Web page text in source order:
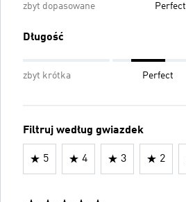
zbyt dopasowane Perfect
Długość
zbyt krótka Perfect
Filtruj według gwiazdek
5 4 3 2